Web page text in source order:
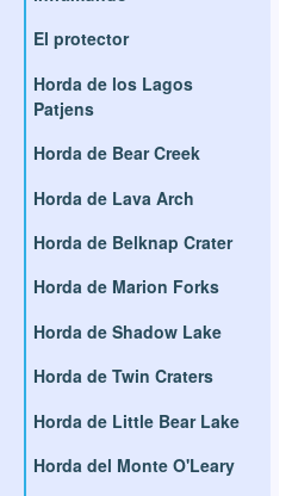
El protector
Horda de los Lagos
Patjens
Horda de Bear Creek
Horda de Lava Arch
Horda de Belknap Crater
Horda de Marion Forks
Horda de Shadow Lake
Horda de Twin Craters
Horda de Little Bear Lake
Horda del Monte O'Leary